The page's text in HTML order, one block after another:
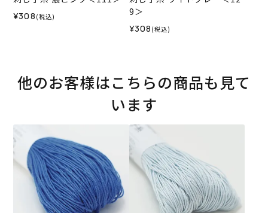
¥308 (税込)
9＞
¥308 (税込)
他のお客様はこちらの商品も見て
います